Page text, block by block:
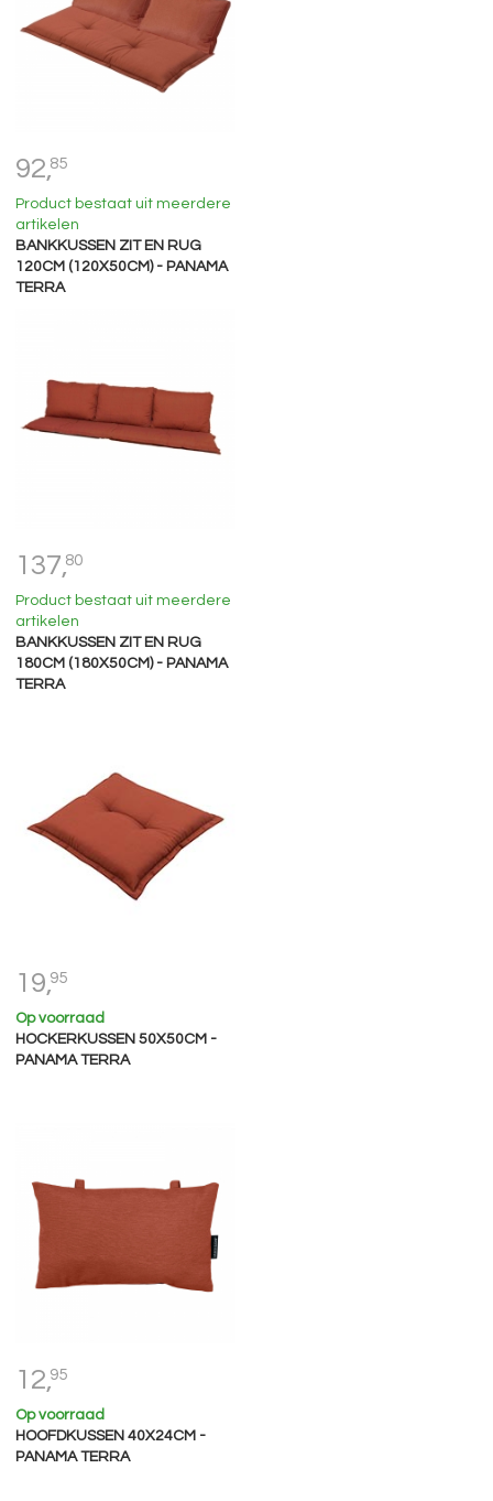
92,85
Product bestaat uit meerdere
artikelen
BANKKUSSEN ZIT EN RUG
120CM (120X50CM) - PANAMA
TERRA
137,80
Product bestaat uit meerdere
artikelen
BANKKUSSEN ZIT EN RUG
180CM (180X50CM) - PANAMA
TERRA
19,95
Op voorraad
HOCKERKUSSEN 50X50CM -
PANAMA TERRA
12,95
Op voorraad
HOOFDKUSSEN 40X24CM -
PANAMA TERRA